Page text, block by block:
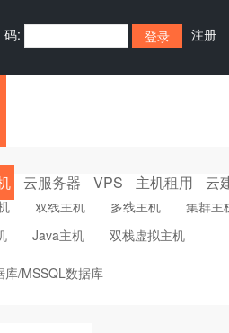
: 注册
云服务器 VPS 主机租用 云
双线主机 多线主机
集群主
Java主机 双栈虚拟主机
库/MSSQL数据库